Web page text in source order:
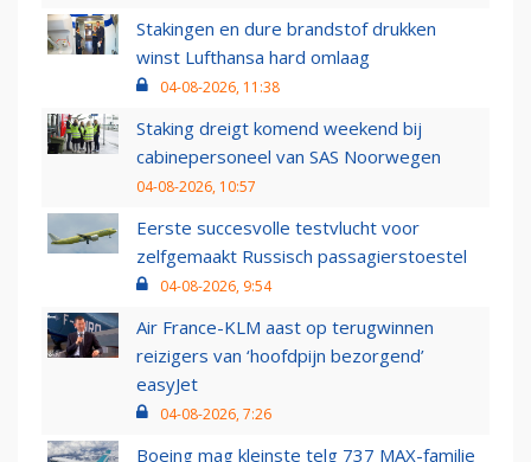
Stakingen en dure brandstof drukken
winst Lufthansa hard omlaag
04-08-2026, 11:38
Staking dreigt komend weekend bij
cabinepersoneel van SAS Noorwegen
04-08-2026, 10:57
Eerste succesvolle testvlucht voor
zelfgemaakt Russisch passagierstoestel
04-08-2026, 9:54
Air France-KLM aast op terugwinnen
reizigers van ‘hoofdpijn bezorgend’
easyJet
04-08-2026, 7:26
Boeing mag kleinste telg 737 MAX-familie